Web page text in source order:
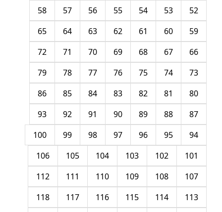
52
53
54
55
56
57
58
59
60
61
62
63
64
65
66
67
68
69
70
71
72
73
74
75
76
77
78
79
80
81
82
83
84
85
86
87
88
89
90
91
92
93
94
95
96
97
98
99
100
101
102
103
104
105
106
107
108
109
110
111
112
113
114
115
116
117
118